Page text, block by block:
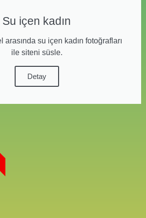
Su içen kadın
arasında su içen kadın fotoğrafları
ile siteni süsle.
Detay